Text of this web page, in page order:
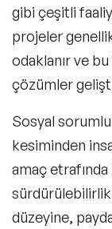
gibi çeşitli
projeler
odaklanır ve
çözümler
Sosyal
kesiminden
amaç
düzeyine,